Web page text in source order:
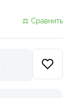
⚖ Сравнить